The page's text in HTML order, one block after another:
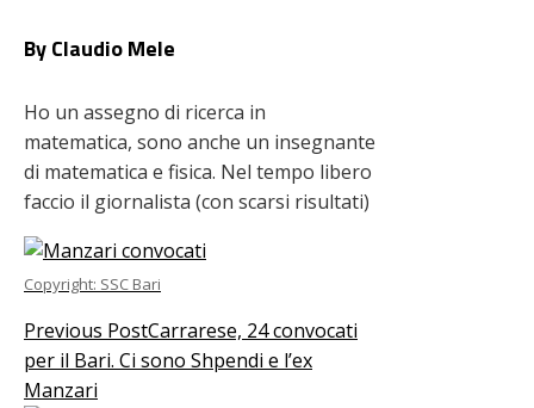
By Claudio Mele
Ho un assegno di ricerca in
matematica, sono anche un insegnante
di matematica e fisica. Nel tempo libero
faccio il giornalista (con scarsi risultati)
Copyright: SSC Bari
Previous PostCarrarese, 24 convocati
per il Bari. Ci sono Shpendi e l’ex
Manzari